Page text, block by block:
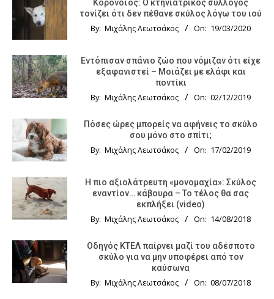
Κορονοϊός: Ο κτηνιατρικός σύλλογος
τονίζει ότι δεν πέθανε σκύλος λόγω του ιού
By: Μιχάλης Λεωτσάκος On: 19/03/2020
Εντόπισαν σπάνιο ζώο που νόμιζαν ότι είχε
εξαφανιστεί – Μοιάζει με ελάφι και
ποντίκι
By: Μιχάλης Λεωτσάκος On: 02/12/2019
Πόσες ώρες μπορείς να αφήνεις το σκύλο
σου μόνο στο σπίτι;
By: Μιχάλης Λεωτσάκος On: 17/02/2019
Η πιο αξιολάτρευτη «μονομαχία»: Σκύλος
εναντίον… κάβουρα – Το τέλος θα σας
εκπλήξει (video)
By: Μιχάλης Λεωτσάκος On: 14/08/2018
Οδηγός KTΕΛ παίρνει μαζί του αδέσποτο
σκύλο για να μην υποφέρει από τον
καύσωνα
By: Μιχάλης Λεωτσάκος On: 08/07/2018